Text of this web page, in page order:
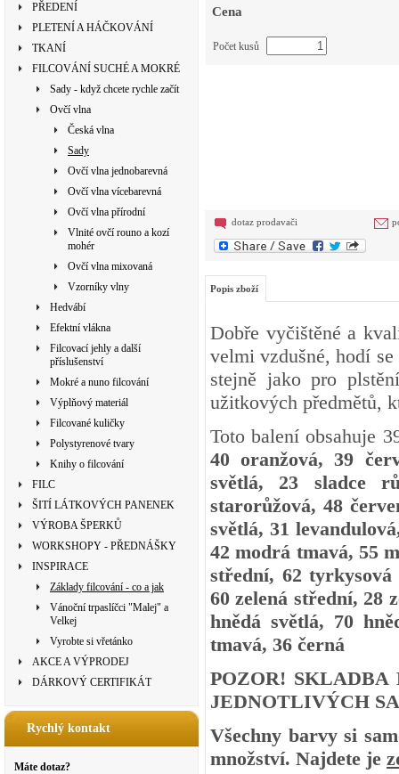
PŘEDENÍ
PLETENÍ A HÁČKOVÁNÍ
TKANÍ
FILCOVÁNÍ SUCHÉ A MOKRÉ
Sady - když chcete rychle začít
Ovčí vlna
Česká vlna
Sady
Ovčí vlna jednobarevná
Ovčí vlna vícebarevná
Ovčí vlna přírodní
Vlnité ovčí rouno a kozí
mohér
Ovčí vlna mixovaná
Vzorníky vlny
Hedvábí
Efektní vlákna
Filcovací jehly a další
příslušenství
Mokré a nuno filcování
Výplňový materiál
Filcované kuličky
Polystyrenové tvary
Knihy o filcování
FILC
ŠITÍ LÁTKOVÝCH PANENEK
VÝROBA ŠPERKŮ
WORKSHOPY - PŘEDNÁŠKY
INSPIRACE
Základy filcování - co a jak
Vánoční trpaslíčci "Malej" a
Velkej
Vyrobte si vřetánko
AKCE A VÝPRODEJ
DÁRKOVÝ CERTIFIKÁT
Rychlý kontakt
Máte dotaz?
Cena
Počet kusů
dotaz prodavači
Popis zboží
Dobře vyčištěné a
velmi vzdušné, hodí
stejně jako pro
užitkových předmětů,
Toto balení obsahuje
40 oranžová, 39
světlá, 23 sladce
starorůžová, 48
světlá, 31
42 modrá tmavá, 55
střední, 62 tyrkysová
60 zelená střední, 28
hnědá světlá, 70
tmavá, 36 černá
POZOR! SKLADBA
JEDNOTLIVÝCH
Všechny barvy si
množství. Najdete je